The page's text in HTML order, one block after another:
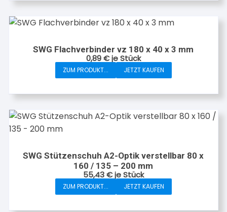
SWG Flachverbinder vz 180 x 40 x 3 mm
0,89€je Stück
ZUM PRODUKT... JETZT KAUFEN
SWG Stützenschuh A2-Optik verstellbar 80 x
160 / 135 – 200 mm
55,43€je Stück
ZUM PRODUKT... JETZT KAUFEN